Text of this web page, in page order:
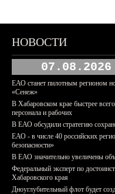
НОВОСТИ
07.08.2026
ЕАО станет пилотным регионом
«Сенеж»
В Хабаровском крае быстрее
персонала и рабочих
В ЕАО обсудили стратегию
ЕАО - в числе 40 российских
безопасности»
В ЕАО значительно увеличены
Федеральный эксперт по
Хабаровского края
Дноуглубительный флот будет